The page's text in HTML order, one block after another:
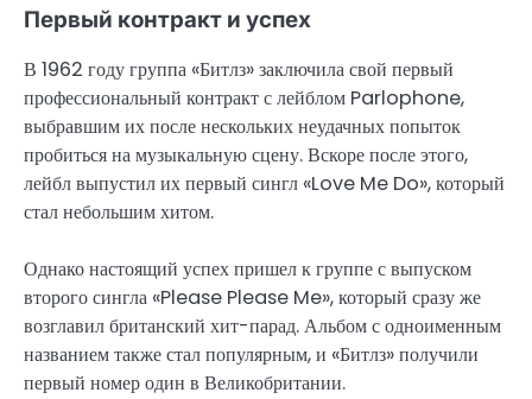
Первый контракт и успех
В 1962 году группа «Битлз» заключила свой первый
профессиональный контракт с лейблом Parlophone,
выбравшим их после нескольких неудачных попыток
пробиться на музыкальную сцену. Вскоре после этого,
лейбл выпустил их первый сингл «Love Me Do», который
стал небольшим хитом.
Однако настоящий успех пришел к группе с выпуском
второго сингла «Please Please Me», который сразу же
возглавил британский хит-парад. Альбом с одноименным
названием также стал популярным, и «Битлз» получили
первый номер один в Великобритании.